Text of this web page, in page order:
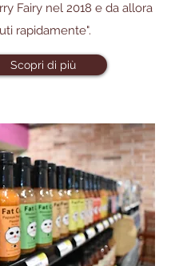
Fairy nel 2018 e da allora
rapidamente".
Scopri di più